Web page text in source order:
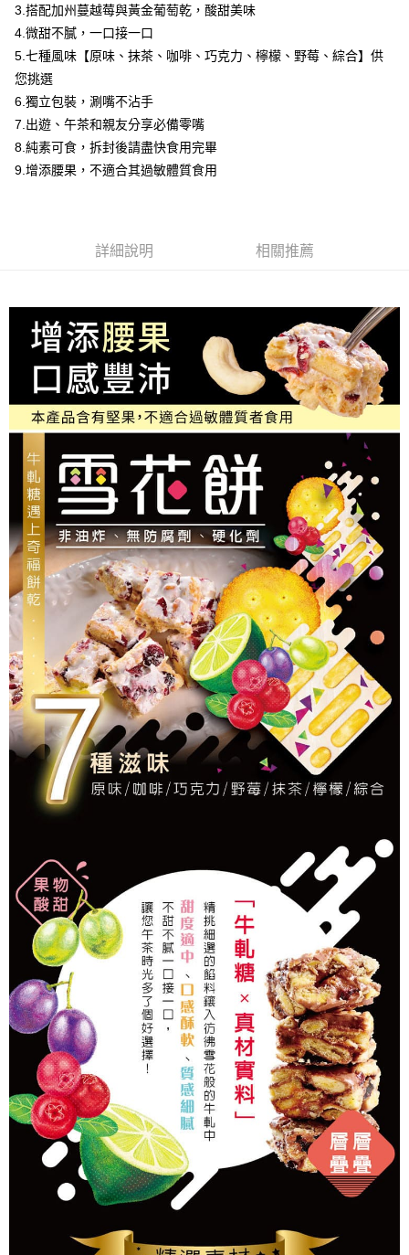
4.訂單成立30分鐘內，如未前往確認交易或遇審核未通過，訂單將自動取
消。如遇「轉專審核」未通過狀況，表示未達大哥付你分期系統評分，恕無
法說明評估內容。
【繳款方式說明】
1.分期款項不併入電信帳單，「大哥付你分期」於每月結算日後寄送繳費提
2.透過簡訊連結打開帳單後，可選擇「超商條碼／台灣大直營門市／銀行轉
帳／街口支付／iPASS MONEY」等通路繳費。
【注意事項】
1.本服務係由「台灣大哥大股份有限公司」（以下簡稱本公司）所提供，讓
由本公司與您本人進行分期帳單所需資料之確認、核對及更正。
１．簡單：不需註冊會員、不需綁卡、不需儲值。
２．便利：只要手機號碼，簡訊認證，即可結帳。
３．安心：先確認商品／服務後，再付款。
【「AFTEE先享後付」結帳流程】
１．於結帳方式選擇「AFTEE先享後付」後，將跳轉至「AFTEE先享後付」
２．訂單成立數日內，您將收到繳費通知簡訊。
３．收到繳費通知簡訊後14天內，點擊此簡訊中的連結，可透過四大超商／
ATM／網路銀行／等多元方式進行付款，方視為交易完成。
※ 請注意：結帳手續完成當下不需立刻繳費，但若您需要取消訂單，請聯絡
是否繳費成功／繳費後需取消欲退款等相關疑問，請聯繫「AFTEE先享後付
客戶支援中心」 https://netprotections.freshdesk.com/support/home
１．透過由恩沛科技股份有限公司提供之「AFTEE先享後付」服務完成之交
易，需依本服務之必要範圍內提供個人資料，並將交易相關給付款項請求債
權轉讓予恩沛科技股份有限公司。
２．關於個人資料處理事宜，請瀏覽以下網址：
https://aftee.tw/terms/#terms3
３．未成年的使用者請事先徵得法定代理人或監護人之同意方可使用
「AFTEE先享後付」，若未經同意申辦者引起之損失，本公司不負相關責
任。
４．使用「AFTEE先享後付」時，將依據個別帳號之用戶狀況，依本公司即
時審查核予不同之上限額度；若仍有額度不足之情形，本公司將視審查結果
請求用戶進行身份認證。
５．嚴禁一人註冊多個帳號或使用他人資訊註冊。若發現惡意使用之情形，
恩沛科技股份有限公司將有權停止該用戶之使用額度並採取法律行動。
運送方式
每日優果-常溫宅配
每筆NT$150，滿NT$1,000(含以上)免運費
3.搭配加州蔓越莓與黃金葡萄乾，酸甜美味
4.微甜不膩，一口接一口
5.七種風味【原味、抹茶、咖啡、巧克力、檸檬、野莓、綜合】供
您挑選
6.獨立包裝，涮嘴不沾手
7.出遊、午茶和親友分享必備零嘴
8.純素可食，拆封後請盡快食用完畢
9.增添腰果，不適合其過敏體質食用
詳細說明 相關推薦